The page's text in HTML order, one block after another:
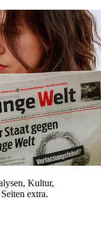
Kultur,
extra.